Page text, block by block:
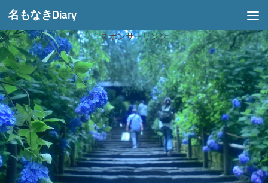
コンテンツへスキップ
名もなきDiary
スポンサーリンク